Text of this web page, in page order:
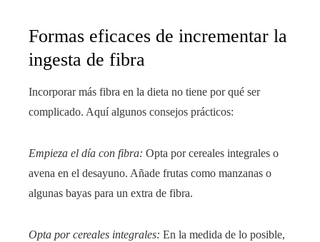
Formas eficaces de incrementar la
ingesta de fibra
Incorporar más fibra en la dieta no tiene por qué ser
complicado. Aquí algunos consejos prácticos:
Empieza el día con fibra: Opta por cereales integrales o
avena en el desayuno. Añade frutas como manzanas o
algunas bayas para un extra de fibra.
Opta por cereales integrales: En la medida de lo posible,